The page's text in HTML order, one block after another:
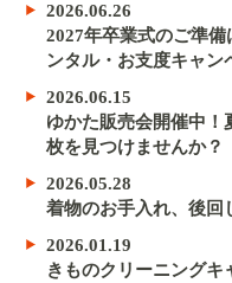
2026.06.26
2027年卒業式のご準
ンタル・お支度キャン
2026.06.15
ゆかた販売会開催中！
枚を見つけませんか？
2026.05.28
着物のお手入れ、後回
2026.01.19
きものクリーニングキ